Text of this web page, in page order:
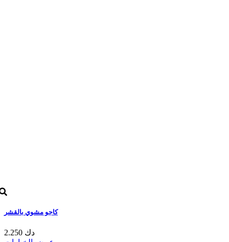
كاجو مشوي بالقشر
2.250 دك